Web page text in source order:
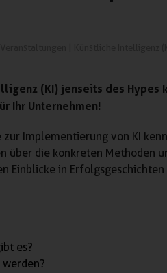
(KI) jenseits des Hypes
Ihr Unternehmen!
Implementierung von KI
über die konkreten Methoden
Einblicke in Erfolgsgeschichten
es?